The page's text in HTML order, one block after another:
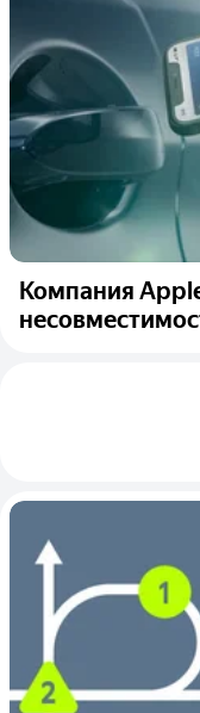
Компания